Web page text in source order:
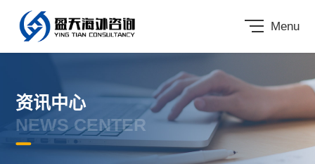
Menu
资讯中心
NEWS CENTER